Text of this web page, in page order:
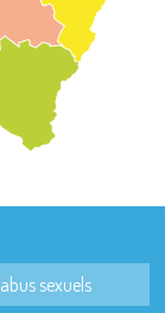
sexuels